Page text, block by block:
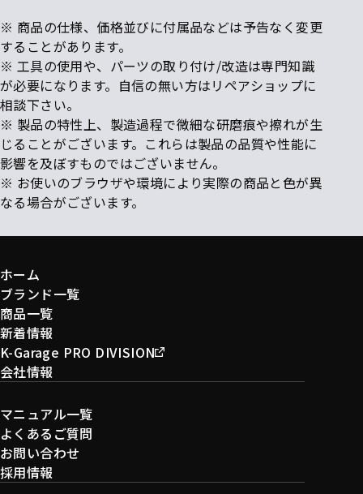
※ 商品の仕様、価格並びに付属品などは予告なく変更
することがあります。
※ 工具の使用や、パーツの取り付け/改造は専門知識
が必要になります。自信の無い方はリペアショップに
相談下さい。
※ 製品の特性上、製造過程で微細な研磨痕や擦れが生
じることがございます。これらは製品の品質や性能に
影響を及ぼすものではございません。
※ お使いのブラウザや環境により実際の商品と色が異
なる場合がございます。
ホーム
ブランド一覧
商品一覧
新着情報
K-Garage PRO DIVISION
会社情報
マニュアル一覧
よくあるご質問
お問い合わせ
採用情報